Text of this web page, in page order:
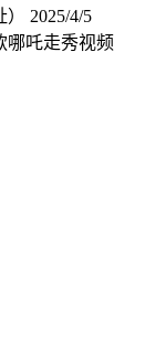
2025/4/5
哪吒走秀视频